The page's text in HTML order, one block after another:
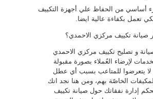
أساسي من الحفاظ علي أجهزة التكييف
تعمل بكفاءة عالية ايضا.
صيانة تكييف مركزي الاحمدي؟
و تصليح تكييف مركزي الاحمدي
لإرضاء العُملاء بصورة مقبولة
لا يتعرضوا للمتاعب بسبب أي عطل
الخاصّة بهم، ومن هنا نجد انك
إدارة نفقاتك حول صيانة تكييف